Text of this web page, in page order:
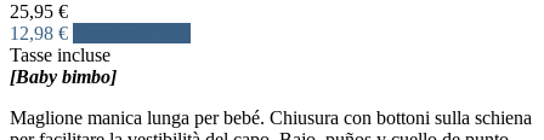
25,95 €
12,98 €
Tasse incluse
[Baby bimbo]
Maglione manica lunga per bebé. Chiusura con bottoni sulla schiena